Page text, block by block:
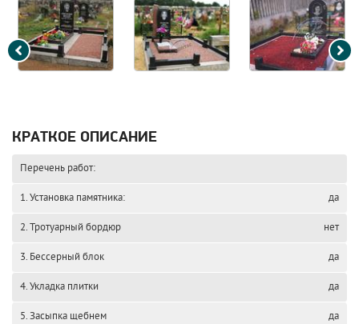
КРАТКОЕ ОПИСАНИЕ
Перечень работ:
1. Установка памятника: да
2. Тротуарный бордюр нет
3. Бессерный блок да
4. Укладка плитки да
5. Засыпка щебнем да